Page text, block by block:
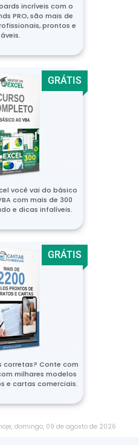
incríveis com o
PRO, são mais de
prontos e
GRÁTIS
você vai do básico
com mais de 300
e dicas infalíveis.
GRÁTIS
corretas? Conte com
milhares modelos
e cartas comerciais.
domingo, 09 de agosto de 2026